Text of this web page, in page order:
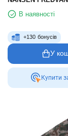
В наявності
+130 бонусів
У
Купити